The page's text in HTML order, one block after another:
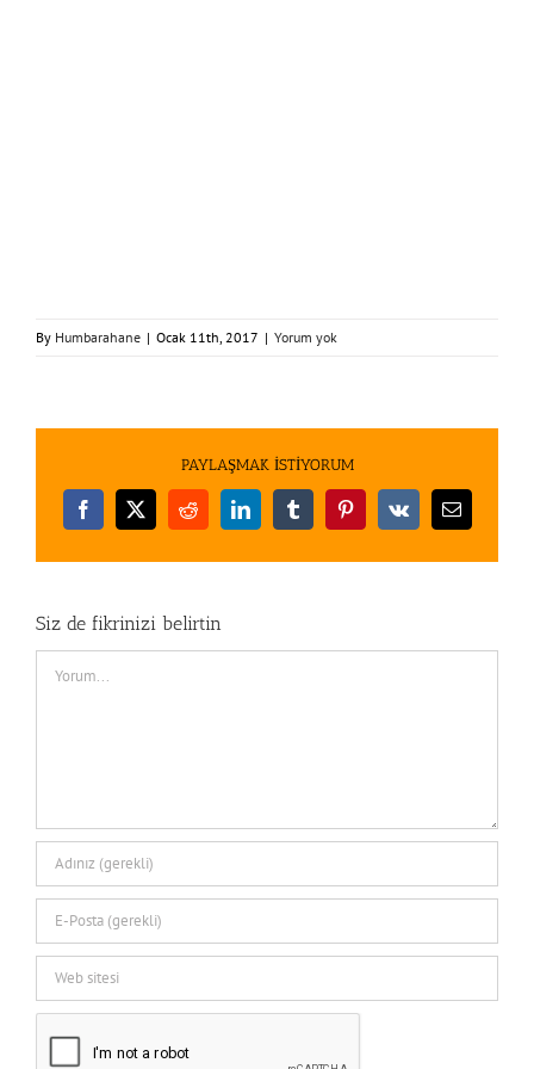
By Humbarahane | Ocak 11th, 2017 | Yorum yok
PAYLAŞMAK İSTİYORUM
Facebook
X RedditLinkedInTumblrPinterest
Vk
E-
Siz de fikrinizi belirtin